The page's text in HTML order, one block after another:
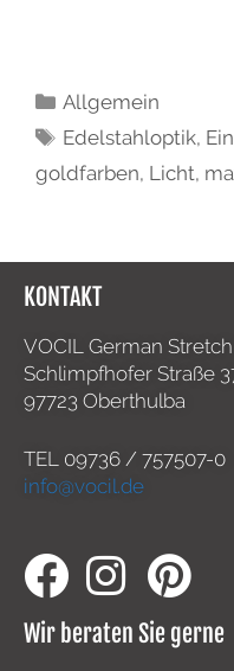
Allgemein
Edelstahloptik,
goldfarben, Licht,
KONTAKT
VOCIL German
Schlimpfhofer Straße
97723 Oberthulba
TEL 09736 / 757507-0
info@vocil.de
Wir beraten Sie gerne